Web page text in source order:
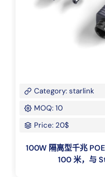
Category: starlink
MOQ: 10
Price: 20$
100W 隔离型千兆
100 米，与